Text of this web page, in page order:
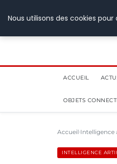
ACCUEIL
OBJETS
Accueil Intelligence
INTELLIGENCE
Nous utilisons des cookies